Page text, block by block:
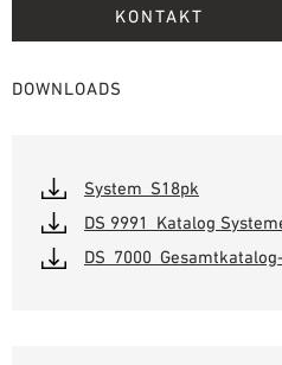
KONTAKT
DOWNLOADS
System_S18pk
DS 9991_Katalog